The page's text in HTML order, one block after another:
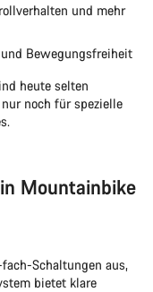
und mehr
Bewegungsfreiheit
heute selten
noch für spezielle
Mountainbike
Schaltungen aus,
bietet klare